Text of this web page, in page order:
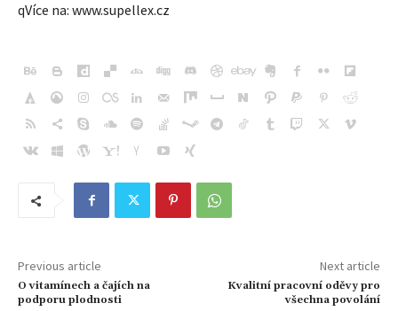
qVíce na: www.supellex.cz
Previous article
O vitamínech a čajích na
podporu plodnosti
Next article
Kvalitní pracovní oděvy pro
všechna povolání